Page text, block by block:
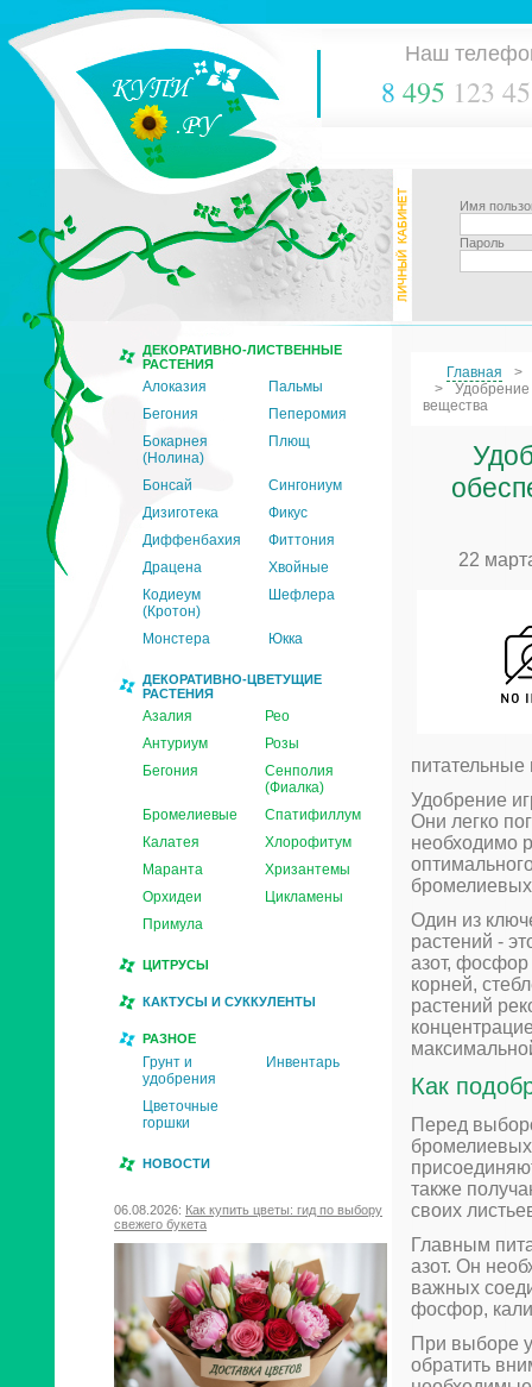
Наш
8 495 123
Имя
Пароль
ДЕКОРАТИВНО-ЛИСТВЕННЫЕ
РАСТЕНИЯ
Алоказия
Пальмы
Бегония
Пеперомия
Бокарнея
(Нолина)
Плющ
Бонсай
Сингониум
Дизиготека
Фикус
Диффенбахия
Фиттония
Драцена
Хвойные
Кодиеум
(Кротон)
Шефлера
Монстера Юкка
ДЕКОРАТИВНО-ЦВЕТУЩИЕ
РАСТЕНИЯ
Азалия
Рео
Антуриум
Розы
Бегония
Сенполия
(Фиалка)
Бромелиевые
Спатифиллум
Калатея
Хлорофитум
Маранта
Хризантемы
Орхидеи
Цикламены
Примула
ЦИТРУСЫ
КАКТУСЫ И СУККУЛЕНТЫ
РАЗНОЕ
Грунт и
удобрения
Инвентарь
Цветочные
горшки
НОВОСТИ
06.08.2026: Как купить цветы: гид по выбору
свежего букета
Главная
Удобрение
вещества
22
Удобрение
Они легко
необходимо
Один из
растений -
азот,
корней,
растений
Как
Перед
также
своих
Главным
азот. Он
важных
фосфор,
При выборе
обратить